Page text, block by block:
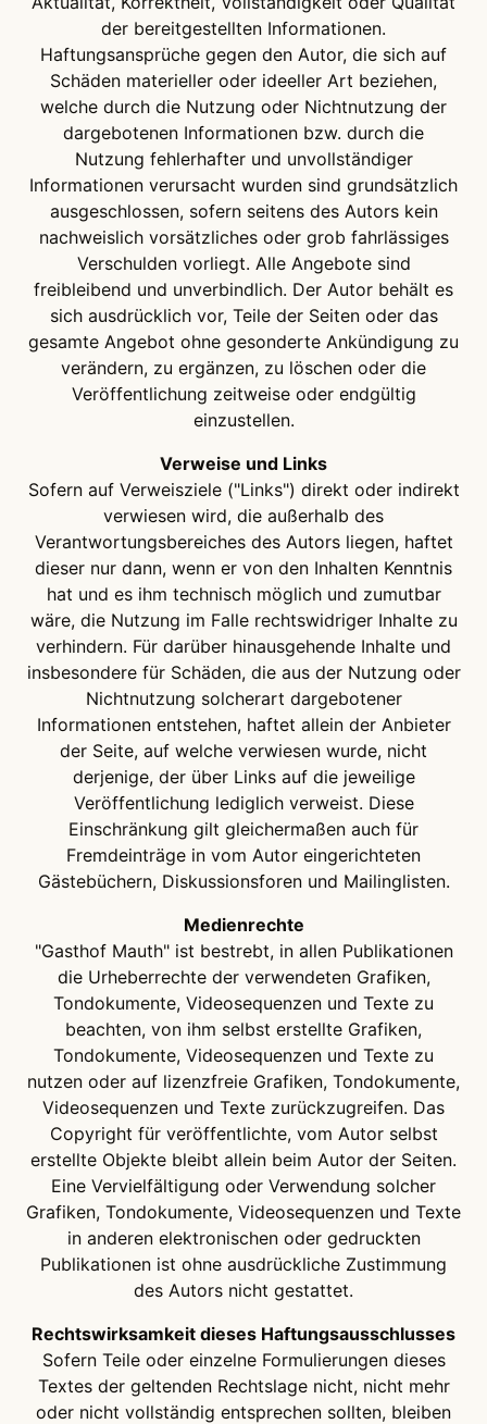
der bereitgestellten Informationen.
Haftungsansprüche gegen den Autor, die sich auf
Schäden materieller oder ideeller Art beziehen,
welche durch die Nutzung oder Nichtnutzung der
dargebotenen Informationen bzw. durch die
Nutzung fehlerhafter und unvollständiger
Informationen verursacht wurden sind grundsätzlich
ausgeschlossen, sofern seitens des Autors kein
nachweislich vorsätzliches oder grob fahrlässiges
Verschulden vorliegt. Alle Angebote sind
freibleibend und unverbindlich. Der Autor behält es
sich ausdrücklich vor, Teile der Seiten oder das
gesamte Angebot ohne gesonderte Ankündigung zu
verändern, zu ergänzen, zu löschen oder die
Veröffentlichung zeitweise oder endgültig
einzustellen.
Verweise und Links
Sofern auf Verweisziele ("Links") direkt oder indirekt
verwiesen wird, die außerhalb des
Verantwortungsbereiches des Autors liegen, haftet
dieser nur dann, wenn er von den Inhalten Kenntnis
hat und es ihm technisch möglich und zumutbar
wäre, die Nutzung im Falle rechtswidriger Inhalte zu
verhindern. Für darüber hinausgehende Inhalte und
insbesondere für Schäden, die aus der Nutzung oder
Nichtnutzung solcherart dargebotener
Informationen entstehen, haftet allein der Anbieter
der Seite, auf welche verwiesen wurde, nicht
derjenige, der über Links auf die jeweilige
Veröffentlichung lediglich verweist. Diese
Einschränkung gilt gleichermaßen auch für
Fremdeinträge in vom Autor eingerichteten
Gästebüchern, Diskussionsforen und Mailinglisten.
Medienrechte
"Gasthof Mauth" ist bestrebt, in allen Publikationen
die Urheberrechte der verwendeten Grafiken,
Tondokumente, Videosequenzen und Texte zu
beachten, von ihm selbst erstellte Grafiken,
Tondokumente, Videosequenzen und Texte zu
nutzen oder auf lizenzfreie Grafiken, Tondokumente,
Videosequenzen und Texte zurückzugreifen. Das
Copyright für veröffentlichte, vom Autor selbst
erstellte Objekte bleibt allein beim Autor der Seiten.
Eine Vervielfältigung oder Verwendung solcher
Grafiken, Tondokumente, Videosequenzen und Texte
in anderen elektronischen oder gedruckten
Publikationen ist ohne ausdrückliche Zustimmung
des Autors nicht gestattet.
Rechtswirksamkeit dieses Haftungsausschlusses
Sofern Teile oder einzelne Formulierungen dieses
Textes der geltenden Rechtslage nicht, nicht mehr
oder nicht vollständig entsprechen sollten, bleiben